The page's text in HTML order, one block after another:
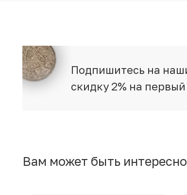
Подпишитесь на
скидку 2% на первый
Вам может быть